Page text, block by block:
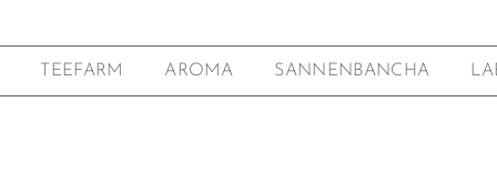
TEEFARM AROMA SANNENBANCHA